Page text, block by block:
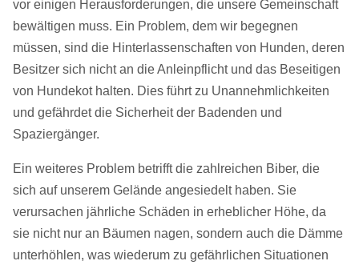
vor einigen Herausforderungen, die unsere Gemeinschaft
bewältigen muss. Ein Problem, dem wir begegnen
müssen, sind die Hinterlassenschaften von Hunden, deren
Besitzer sich nicht an die Anleinpflicht und das Beseitigen
von Hundekot halten. Dies führt zu Unannehmlichkeiten
und gefährdet die Sicherheit der Badenden und
Spaziergänger.
Ein weiteres Problem betrifft die zahlreichen Biber, die
sich auf unserem Gelände angesiedelt haben. Sie
verursachen jährliche Schäden in erheblicher Höhe, da
sie nicht nur an Bäumen nagen, sondern auch die Dämme
unterhöhlen, was wiederum zu gefährlichen Situationen